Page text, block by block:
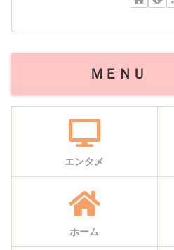
ＭＥＮＵ
エンタメ
ホーム